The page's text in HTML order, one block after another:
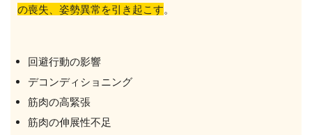
の喪失、姿勢異常を引き起こす。
回避行動の影響
デコンディショニング
筋肉の高緊張
筋肉の伸展性不足